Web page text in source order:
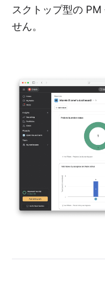
スクトップ型の
せん。